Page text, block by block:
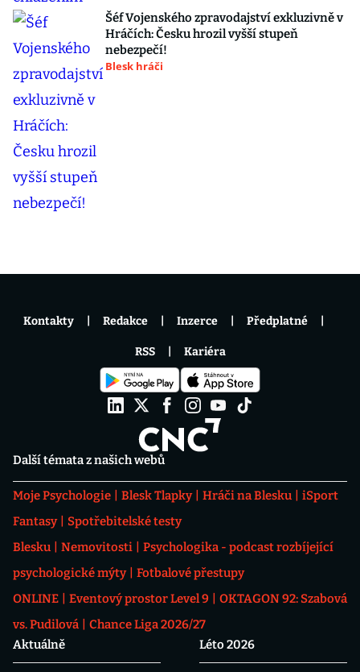
Šéf Vojenského zpravodajství exkluzivně v
Hráčích: Česku hrozil vyšší stupeň
nebezpečí!
Blesk hráči
Další témata z našich webů
Moje Psychologie Blesk Tlapky Hráči na Blesku
iSport
Fantasy
Spotřebitelské testy
Blesku
Nemovitosti
Psychologika - podcast rozbíjející
psychologické mýty
Fotbalové přestupy
ONLINE
Eventový prostor Level 9
OKTAGON 92: Szabová
vs. Pudilová
Chance Liga 2026/27
Aktuálně
Léto 2026
Kontakty Redakce Inzerce Předplatné
RSS Kariéra